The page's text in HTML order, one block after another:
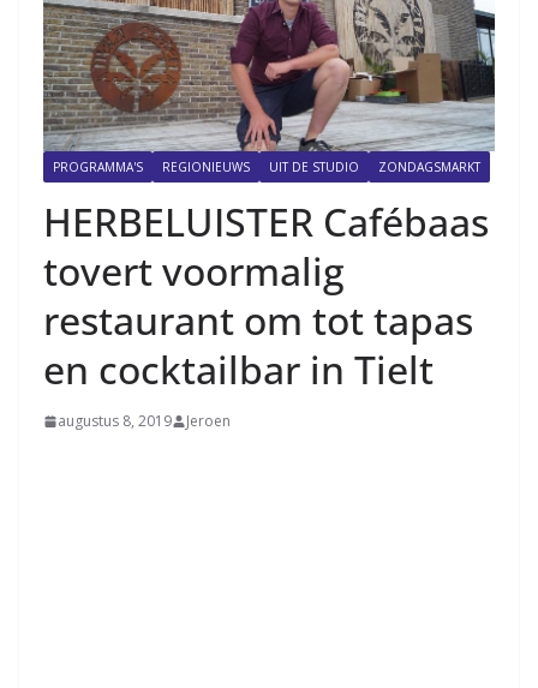
PROGRAMMA'S REGIONIEUWS UIT DE STUDIO ZONDAGSMARKT
HERBELUISTER Cafébaas
tovert voormalig
restaurant om tot tapas
en cocktailbar in Tielt
augustus 8, 2019 Jeroen